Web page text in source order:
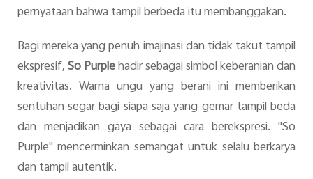
pernyataan bahwa tampil berbeda itu membanggakan.
Bagi mereka yang penuh imajinasi dan tidak takut tampil
ekspresif,So Purplehadir sebagai simbol keberanian dan
kreativitas. Warna ungu yang berani ini memberikan
sentuhan segar bagi siapa saja yang gemar tampil beda
dan menjadikan gaya sebagai cara berekspresi. "So
Purple" mencerminkan semangat untuk selalu berkarya
dan tampil autentik.